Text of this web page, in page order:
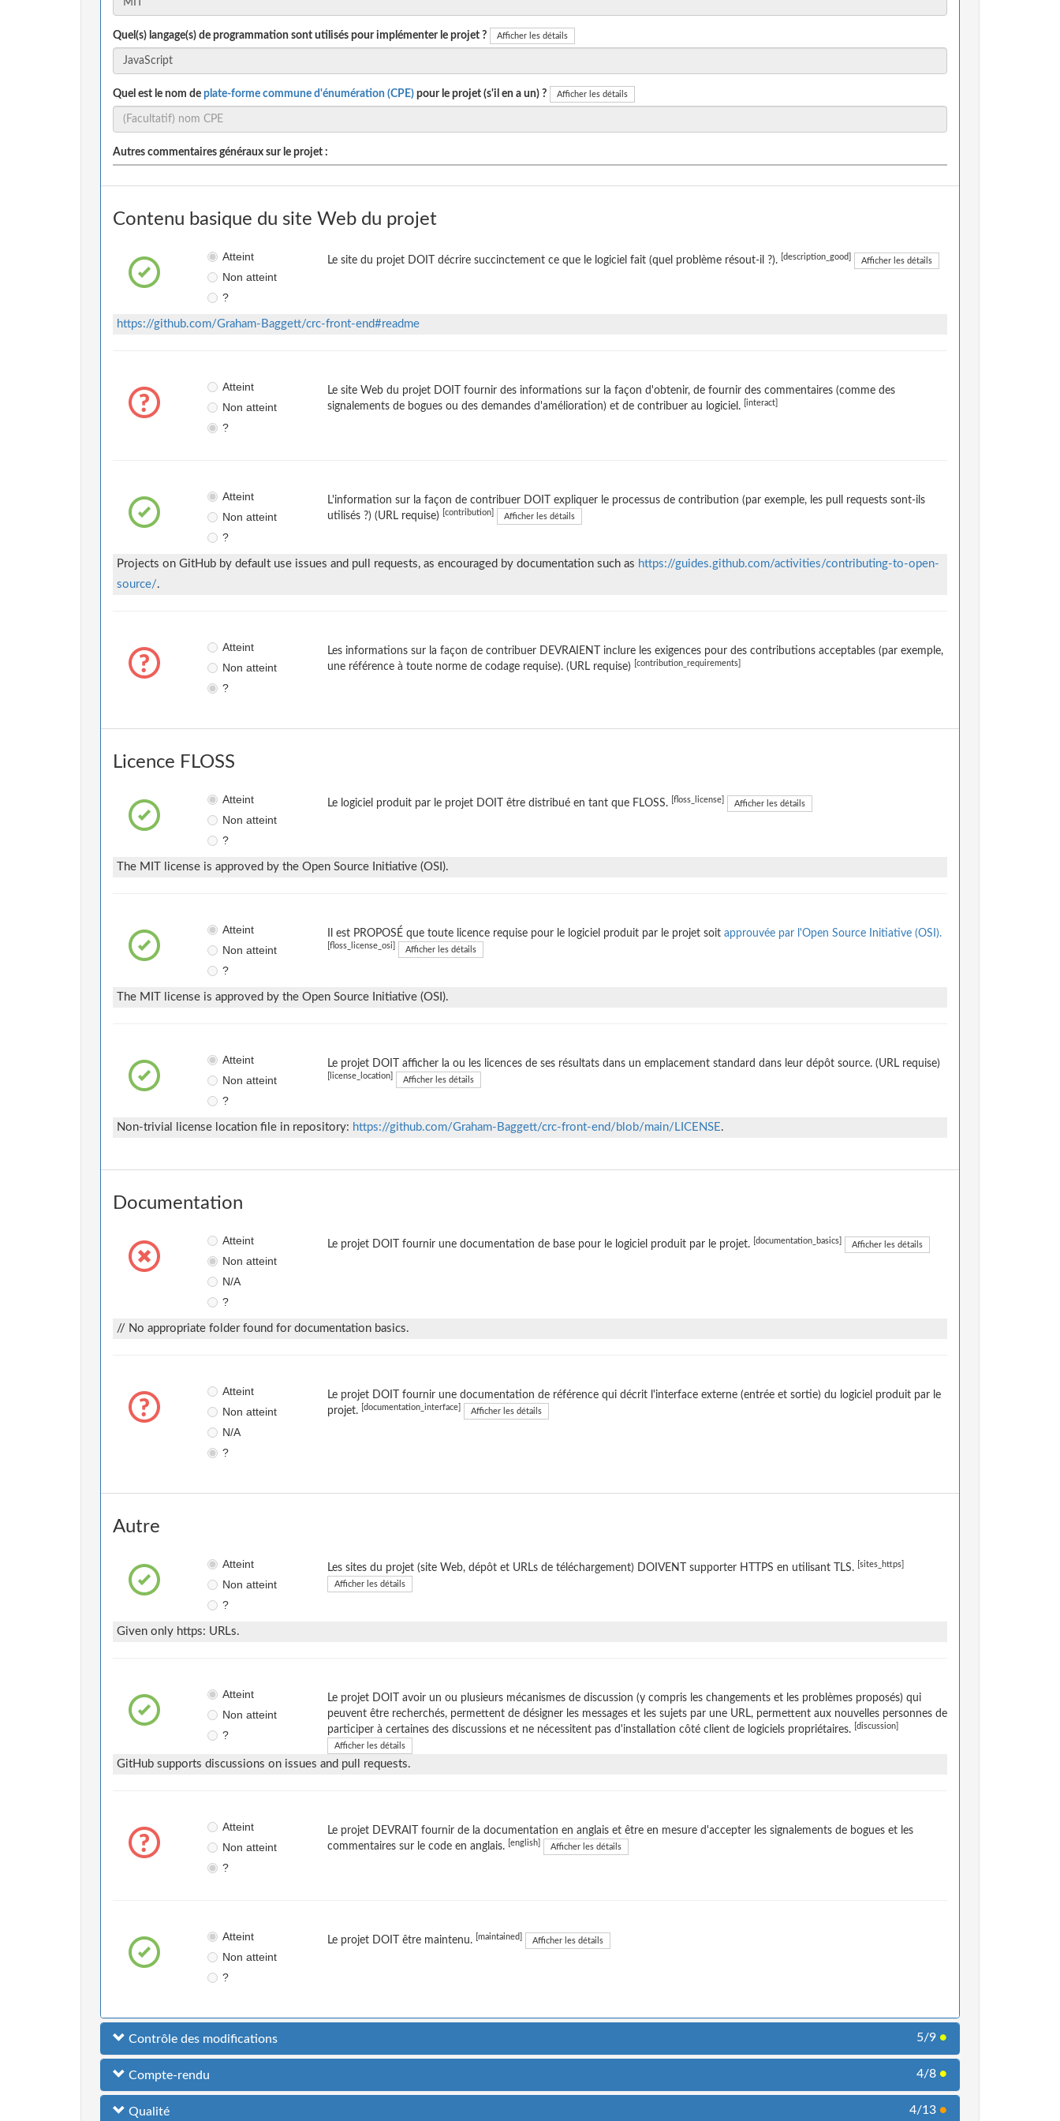
Quel(s) langage(s) de programmation sont utilisés pour implémenter le projet ? Afficher les détails
Quel est le nom de plate-forme commune d'énumération (CPE) pour le projet (s'il en a un) ? Afficher les détails
Autres commentaires généraux sur le projet :
Contenu basique du site Web du projet
Atteint
Non atteint
?
Le site du projet DOIT décrire succinctement ce que le logiciel fait (quel problème résout-il ?). [description_good] Afficher les détails
https://github.com/Graham-Baggett/crc-front-end#readme
Atteint
Non atteint
?
Le site Web du projet DOIT fournir des informations sur la façon d'obtenir, de fournir des commentaires (comme des
signalements de bogues ou des demandes d'amélioration) et de contribuer au logiciel.
[interact]
Atteint
Non atteint
?
L'information sur la façon de contribuer DOIT expliquer le processus de contribution (par exemple, les pull requests sont-ils
utilisés ?) (URL requise)
[contribution] Afficher les détails
Projects on GitHub by default use issues and pull requests, as encouraged by documentation such as https://guides.github.com/activities/contributing-to-open-
source/.
Atteint
Non atteint
?
Les informations sur la façon de contribuer DEVRAIENT inclure les exigences pour des contributions acceptables (par exemple,
une référence à toute norme de codage requise). (URL requise)
[contribution_requirements]
Licence FLOSS
Atteint
Non atteint
?
Le logiciel produit par le projet DOIT être distribué en tant que FLOSS. [floss_license] Afficher les détails
The MIT license is approved by the Open Source Initiative (OSI).
Atteint
Non atteint
?
Il est PROPOSÉ que toute licence requise pour le logiciel produit par le projet soit approuvée par l'Open Source Initiative (OSI).
[floss_license_osi] Afficher les détails
The MIT license is approved by the Open Source Initiative (OSI).
Atteint
Non atteint
?
Le projet DOIT afficher la ou les licences de ses résultats dans un emplacement standard dans leur dépôt source. (URL requise)
[license_location] Afficher les détails
Non-trivial license location file in repository: https://github.com/Graham-Baggett/crc-front-end/blob/main/LICENSE.
Documentation
Atteint
Non atteint
N/A
?
Le projet DOIT fournir une documentation de base pour le logiciel produit par le projet. [documentation_basics] Afficher les détails
// No appropriate folder found for documentation basics.
Atteint
Non atteint
N/A
?
Le projet DOIT fournir une documentation de référence qui décrit l'interface externe (entrée et sortie) du logiciel produit par le
projet.
[documentation_interface] Afficher les détails
Autre
Atteint
Non atteint
?
Les sites du projet (site Web, dépôt et URLs de téléchargement) DOIVENT supporter HTTPS en utilisant TLS. [sites_https]
Afficher les détails
Given only https: URLs.
Atteint
Non atteint
?
Le projet DOIT avoir un ou plusieurs mécanismes de discussion (y compris les changements et les problèmes proposés) qui
peuvent être recherchés, permettent de désigner les messages et les sujets par une URL, permettent aux nouvelles personnes de
participer à certaines des discussions et ne nécessitent pas d'installation côté client de logiciels propriétaires.
[discussion]
Afficher les détails
GitHub supports discussions on issues and pull requests.
Atteint
Non atteint
?
Le projet DEVRAIT fournir de la documentation en anglais et être en mesure d'accepter les signalements de bogues et les
commentaires sur le code en anglais.
[english] Afficher les détails
Atteint
Non atteint
?
Le projet DOIT être maintenu. [maintained] Afficher les détails
Contrôle des modifications 5/9 ●
Compte-rendu 4/8 ●
Qualité 4/13 ●